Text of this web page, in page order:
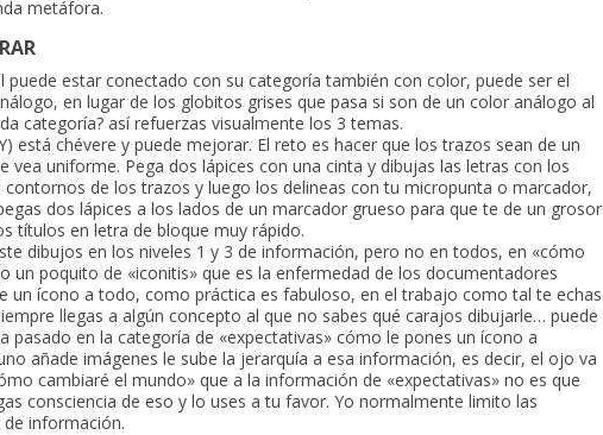
metáfora.
puede estar conectado con su categoría también con color, puede ser el
en lugar de los globitos grises que pasa si son de un color análogo al
categoría? así refuerzas visualmente los 3 temas.
está chévere y puede mejorar. El reto es hacer que los trazos sean de un
vea uniforme. Pega dos lápices con una cinta y dibujas las letras con los
contornos de los trazos y luego los delineas con tu micropunta o marcador,
dos lápices a los lados de un marcador grueso para que te de un grosor
títulos en letra de bloque muy rápido.
dibujos en los niveles 1 y 3 de información, pero no en todos, en «cómo
un poquito de «iconitis» que es la enfermedad de los documentadores
un ícono a todo, como práctica es fabuloso, en el trabajo como tal te echas
llegas a algún concepto al que no sabes qué carajos dibujarle… puede
pasado en la categoría de «expectativas» cómo le pones un ícono a
añade imágenes le sube la jerarquía a esa información, es decir, el ojo va
cambiaré el mundo» que a la información de «expectativas» no es que
consciencia de eso y lo uses a tu favor. Yo normalmente limito las
información.